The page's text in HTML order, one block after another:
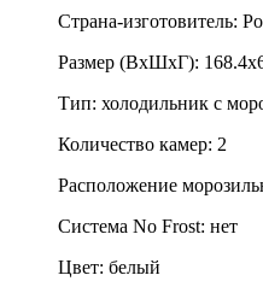
Страна-изготовитель:
Размер (ВхШхГ):
Тип: холодильник с
Количество камер: 2
Расположение
Система No Frost: нет
Цвет: белый